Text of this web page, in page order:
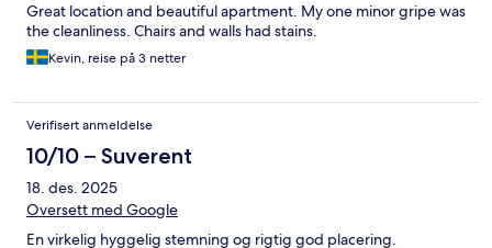
Great location and beautiful apartment. My one minor gripe was
the cleanliness. Chairs and walls had stains.
Kevin, reise på 3 netter
Verifisert anmeldelse
10/10 – Suverent
18. des. 2025
Oversett med Google
En virkelig hyggelig stemning og rigtig god placering.